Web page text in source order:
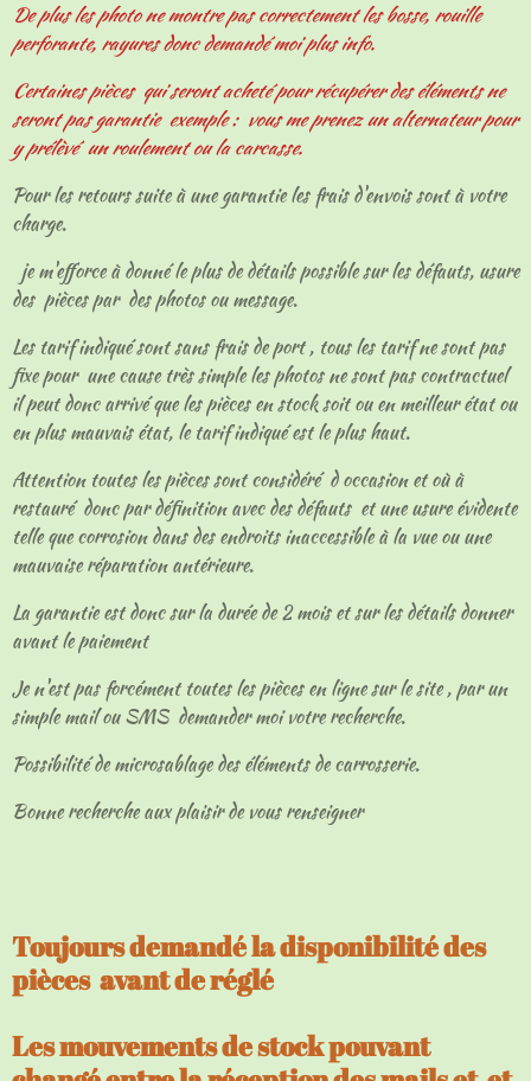
De plus les photo ne montre pas correctement les bosse, rouille
perforante, rayures donc demandé moi plus info.
Certaines pièces qui seront acheté pour récupérer des éléments ne
seront pas garantie exemple : vous me prenez un alternateur pour
y prélèvé un roulement ou la carcasse.
Pour les retours suite à une garantie les frais d'envois sont à votre
charge.
je m'efforce à donné le plus de détails possible sur les défauts, usure
des pièces par des photos ou message.
Les tarif indiqué sont sans frais de port , tous les tarif ne sont pas
fixe pour une cause très simple les photos ne sont pas contractuel
il peut donc arrivé que les pièces en stock soit ou en meilleur état ou
en plus mauvais état, le tarif indiqué est le plus haut.
Attention toutes les pièces sont considéré d occasion et où à
restauré donc par définition avec des défauts et une usure évidente
telle que corrosion dans des endroits inaccessible à la vue ou une
mauvaise réparation antérieure.
La garantie est donc sur la durée de 2 mois et sur les détails donner
avant le paiement
Je n'est pas forcément toutes les pièces en ligne sur le site , par un
simple mail ou SMS demander moi votre recherche.
Possibilité de microsablage des éléments de carrosserie.
Bonne recherche aux plaisir de vous renseigner
Toujours demandé la disponibilité des
pièces avant de réglé
Les mouvements de stock pouvant